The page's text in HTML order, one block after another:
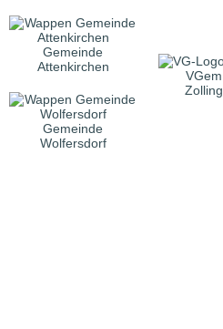
Gemeinde
Attenkirchen
VGem
Zolling
Gemeinde
Wolfersdorf